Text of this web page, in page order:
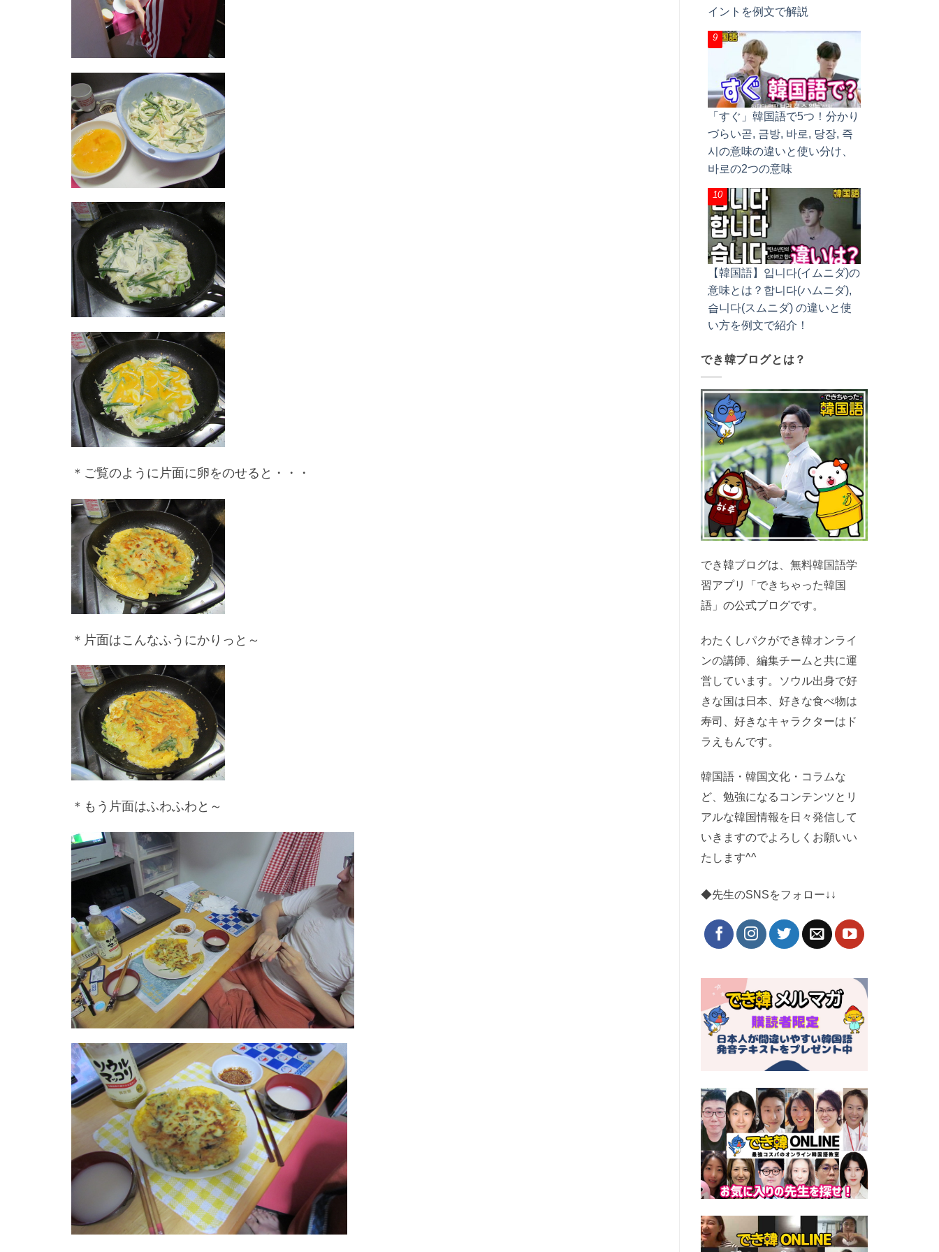
＊ご覧のように片面に卵をのせると・・・
＊片面はこんなふうにかりっと～
＊もう片面はふわふわと～
イントを例文で解説
「すぐ」韓国語で5つ！分かり
づらい곧, 금방, 바로, 당장, 즉
시の意味の違いと使い分け、
바로の2つの意味
【韓国語】입니다(イムニダ)の
意味とは？합니다(ハムニダ),
습니다(スムニダ) の違いと使
い方を例文で紹介！
でき韓ブログとは？
でき韓ブログは、無料韓国語学
習アプリ「できちゃった韓国
語」の公式ブログです。
わたくしパクができ韓オンライ
ンの講師、編集チームと共に運
営しています。ソウル出身で好
きな国は日本、好きな食べ物は
寿司、好きなキャラクターはド
ラえもんです。
韓国語・韓国文化・コラムな
ど、勉強になるコンテンツとリ
アルな韓国情報を日々発信して
いきますのでよろしくお願いい
たします^^
◆先生のSNSをフォロー↓↓